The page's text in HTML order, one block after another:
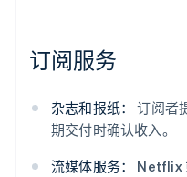
订阅服务
杂志和报纸：
订阅者
期交付时确认收入。
流媒体服务：
Netflix